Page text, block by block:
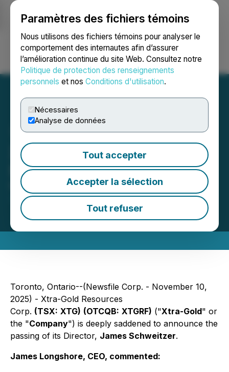
Paramètres des fichiers témoins
Nous utilisons des fichiers témoins pour analyser le
comportement des internautes afin d’assurer
l’amélioration continue du site Web. Consultez notre
Politique de protection des renseignements
personnels et nos Conditions d'utilisation.
Nécessaires
Analyse de données
Tout accepter
Accepter la sélection
Tout refuser
Ouvrir une session Recherche English
Xtra-Gold Director James
Schweitzer Passes Away
November 10, 2025 11:00 AM EST | Source:
Xtra-
Gold Resources Corp.
Toronto, Ontario--(Newsfile Corp. - November 10,
2025) - Xtra-Gold Resources
Corp. (TSX: XTG) (OTCQB: XTGRF) ("Xtra-Gold" or
the "Company") is deeply saddened to announce the
passing of its Director, James Schweitzer.
James Longshore, CEO, commented: